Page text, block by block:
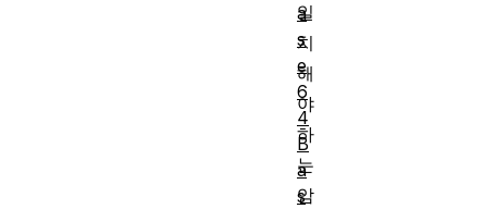
일
치
해
야
하
는
암
a
s
e
6
4
B
a
s